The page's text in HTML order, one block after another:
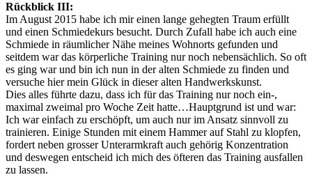
Rückblick III:
Im August 2015 habe ich mir einen lange gehegten Traum erfüllt
und einen Schmiedekurs besucht. Durch Zufall habe ich auch eine
Schmiede in räumlicher Nähe meines Wohnorts gefunden und
seitdem war das körperliche Training nur noch nebensächlich. So oft
es ging war und bin ich nun in der alten Schmiede zu finden und
versuche hier mein Glück in dieser alten Handwerkskunst.
Dies alles führte dazu, dass ich für das Training nur noch ein-,
maximal zweimal pro Woche Zeit hatte…Hauptgrund ist und war:
Ich war einfach zu erschöpft, um auch nur im Ansatz sinnvoll zu
trainieren. Einige Stunden mit einem Hammer auf Stahl zu klopfen,
fordert neben grosser Unterarmkraft auch gehörig Konzentration
und deswegen entscheid ich mich des öfteren das Training ausfallen
zu lassen.